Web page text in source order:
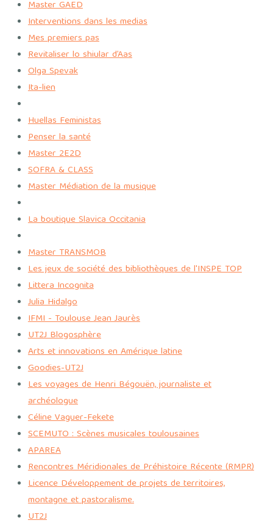
Master GAED
Interventions dans les medias
Mes premiers pas
Revitaliser lo shiular d’Aas
Olga Spevak
Ita-lien
Huellas Feministas
Penser la santé
Master 2E2D
SOFRA & CLASS
Master Médiation de la musique
La boutique Slavica Occitania
Master TRANSMOB
Les jeux de société des bibliothèques de l'INSPE TOP
Littera Incognita
Julia Hidalgo
IFMI - Toulouse Jean Jaurès
UT2J Blogosphère
Arts et innovations en Amérique latine
Goodies-UT2J
Les voyages de Henri Bégouën, journaliste et
archéologue
Céline Vaguer-Fekete
SCEMUTO : Scènes musicales toulousaines
APAREA
Rencontres Méridionales de Préhistoire Récente (RMPR)
Licence Développement de projets de territoires,
montagne et pastoralisme.
UT2J